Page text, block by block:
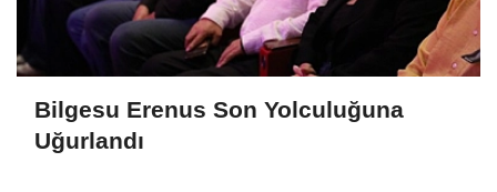
Bilgesu Erenus Son Yolculuğuna
Uğurlandı